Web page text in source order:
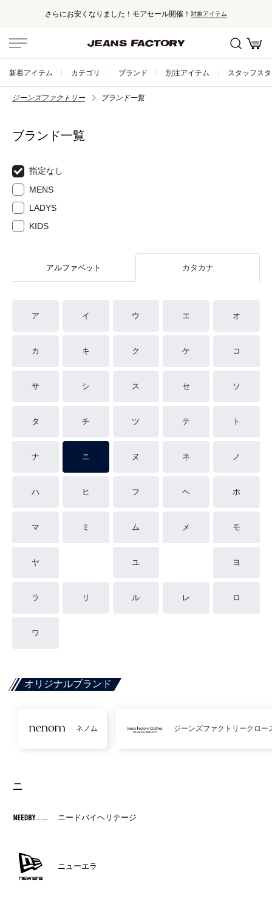
さらにお安くなりました！モアセール開催！ 対象アイテム
新着アイテム カテゴリ ブランド 別注アイテム スタッフス
ジーンズファクトリー ブランド一覧
ブランド一覧
指定なし
MENS
LADYS
KIDS
アルファベット カタカナ
ア イ ウ エ オ
カ キ ク ケ コ
サ シ ス セ ソ
タ チ ツ テ ト
ナ ニ ヌ ネ ノ
ハ ヒ フ ヘ ホ
マ ミ ム メ モ
ヤ ユ ヨ
ラ リ ル レ ロ
ワ
オリジナルブランド
ネノム ジーンズファクトリークロー
ニ
ニードバイヘリテージ
ニューエラ